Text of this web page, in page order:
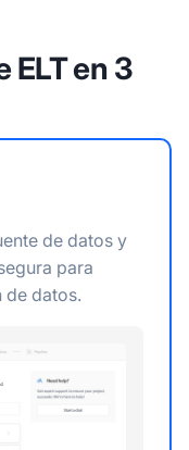
ELT en 3
de datos y
para
de datos.